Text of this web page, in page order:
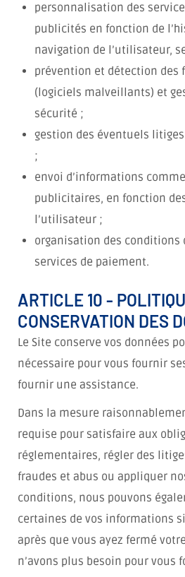
personnalisation des
publicités en fonction de
navigation de l’utilisateur,
prévention et détection des
(logiciels malveillants) et
sécurité ;
gestion des éventuels
;
envoi d’informations
publicitaires, en fonction
l’utilisateur ;
organisation des conditions
services de paiement.
ARTICLE 10 -
CONSERVATION DES
Le Site conserve vos données
nécessaire pour vous fournir
fournir une assistance.
Dans la mesure
requise pour satisfaire aux
réglementaires, régler des
fraudes et abus ou appliquer
conditions, nous pouvons
certaines de vos informations
après que vous ayez fermé
n’avons plus besoin pour vous